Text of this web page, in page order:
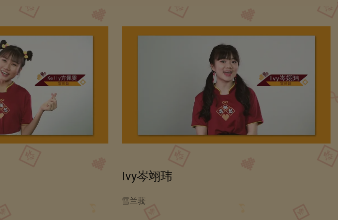
Ivy岑翊玮
雪兰莪